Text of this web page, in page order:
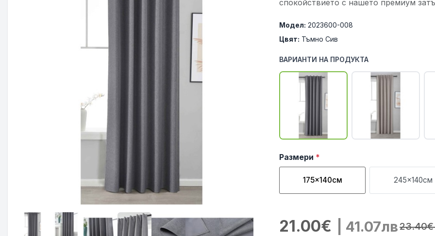
спокойствието с нашето премиум
Модел: 2023600-008
Цвят: Тъмно Сив
ВАРИАНТИ НА ПРОДУКТА
Размери *
175x140см 245x140см
21.00€ | 41.07лв23.40€